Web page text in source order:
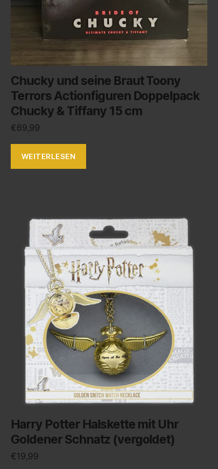
Chucky und seine Braut Toony
Terrors Actionfiguren Doppelpack
Chucky & Tiffany 15 cm
€69,99
WEITERLESEN
Harry Potter Halskette mit Uhr
Goldener Schnatz (vergoldet)
€19,99